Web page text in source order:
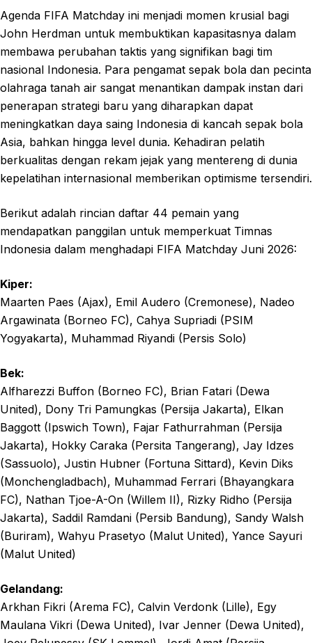
Agenda FIFA Matchday ini menjadi momen krusial bagi
John Herdman untuk membuktikan kapasitasnya dalam
membawa perubahan taktis yang signifikan bagi tim
nasional Indonesia. Para pengamat sepak bola dan pecinta
olahraga tanah air sangat menantikan dampak instan dari
penerapan strategi baru yang diharapkan dapat
meningkatkan daya saing Indonesia di kancah sepak bola
Asia, bahkan hingga level dunia. Kehadiran pelatih
berkualitas dengan rekam jejak yang mentereng di dunia
kepelatihan internasional memberikan optimisme tersendiri.
Berikut adalah rincian daftar 44 pemain yang
mendapatkan panggilan untuk memperkuat Timnas
Indonesia dalam menghadapi FIFA Matchday Juni 2026:
Kiper:
Maarten Paes (Ajax), Emil Audero (Cremonese), Nadeo
Argawinata (Borneo FC), Cahya Supriadi (PSIM
Yogyakarta), Muhammad Riyandi (Persis Solo)
Bek:
Alfharezzi Buffon (Borneo FC), Brian Fatari (Dewa
United), Dony Tri Pamungkas (Persija Jakarta), Elkan
Baggott (Ipswich Town), Fajar Fathurrahman (Persija
Jakarta), Hokky Caraka (Persita Tangerang), Jay Idzes
(Sassuolo), Justin Hubner (Fortuna Sittard), Kevin Diks
(Monchengladbach), Muhammad Ferrari (Bhayangkara
FC), Nathan Tjoe-A-On (Willem II), Rizky Ridho (Persija
Jakarta), Saddil Ramdani (Persib Bandung), Sandy Walsh
(Buriram), Wahyu Prasetyo (Malut United), Yance Sayuri
(Malut United)
Gelandang:
Arkhan Fikri (Arema FC), Calvin Verdonk (Lille), Egy
Maulana Vikri (Dewa United), Ivar Jenner (Dewa United),